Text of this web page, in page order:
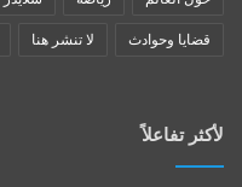
قضايا وحوادث لا تنشر هنا
لأكثر تفاعلاً